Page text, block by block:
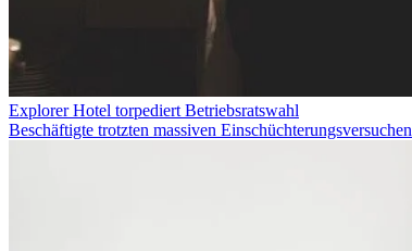
Explorer Hotel torpediert Betriebsratswahl
Beschäftigte trotzten massiven Einschüchterungsversuchen